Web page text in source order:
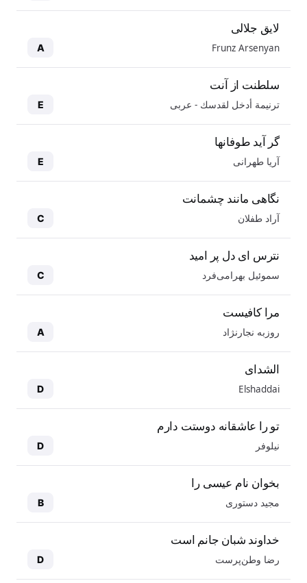
لایق جلالی
Frunz Arsenyan
A
سلطنت از آنت
ترنيمة أدخل لقدسك - عربی E
گر آید طوفانها
آریا طهرانی E
نگاهی مانند چشمانت
آراد طفلان C
نترس ای دل پر امید
سموئیل بهرامی‌فرد C
مرا کافیست
روزبه نجارنژاد A
الشدای
Elshaddai
D
تو را عاشقانه دوستت دارم
نیلوفر D
بخوان نام عیسی را
مجید دستوری B
خداوند شبان جانم است
رضا وطن‌پرست D